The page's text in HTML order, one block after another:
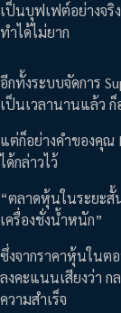
เป็นบุฟเฟต์อย่างจริ
ทำได้ไม่ยาก
อีกทั้งระบบจัดการ
เป็นเวลานานแล้ว
แต่ก็อย่างคำของคุณ
ได้กล่าวไว้
“ตลาดหุ้นในระยะสั้
เครื่องชั่งน้ำหนัก”
ซึ่งจากราคาหุ้นในต
ลงคะแนนเสียงว่า ก
ความสำเร็จ